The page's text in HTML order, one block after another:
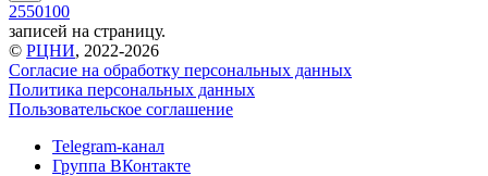
2550100
записей на страницу.
© РЦНИ, 2022-2026
Согласие на обработку персональных данных
Политика персональных данных
Пользовательское соглашение
Telegram-канал
Группа ВКонтакте